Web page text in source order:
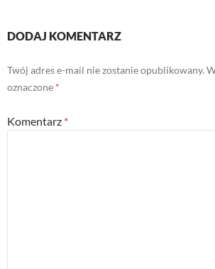
DODAJ KOMENTARZ
Twój adres e-mail nie zostanie opublikowany.
oznaczone *
Komentarz *